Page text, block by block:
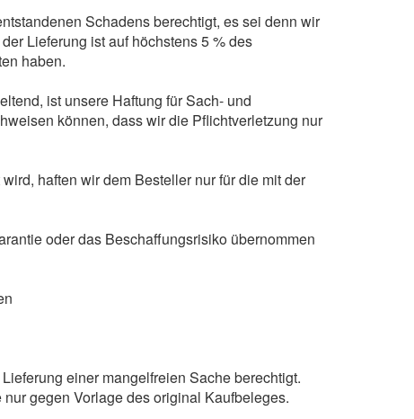
Schadens berechtigt, es sei denn wir
Lieferung ist auf höchstens 5 % des
haben.
ist unsere Haftung für Sach- und
können, dass wir die Pflichtverletzung nur
haften wir dem Besteller nur für die mit der
oder das Beschaffungsrisiko übernommen
einer mangelfreien Sache berechtigt.
gegen Vorlage des original Kaufbeleges.